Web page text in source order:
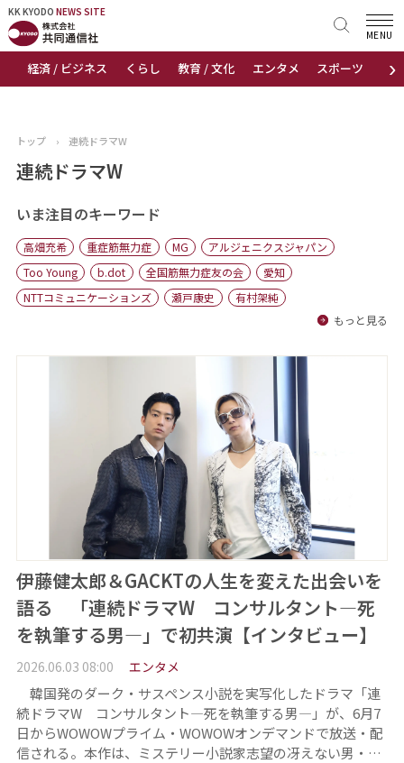
KK KYODO NEWS SITE
›
経済 / ビジネス くらし 教育 / 文化 エンタメ スポーツ 地域
MENU
KK KYODONEWS SITE
トップページ
ニュース
おすすめコンテンツ
出版物
会社概要
トップ › 連続ドラマW
連続ドラマW
いま注目のキーワード
高畑充希 重症筋無力症 MG
アルジェニクスジャパン
Too Young
b.dot 全国筋無力症友の会
愛知
NTTコミュニケーションズ
瀬戸康史
有村架純
もっと見る
伊藤健太郎＆GACKTの人生を変えた出会いを
語る 「連続ドラマW コンサルタント―死
を執筆する男―」で初共演【インタビュー】
2026.06.03 08:00 エンタメ
韓国発のダーク・サスペンス小説を実写化したドラマ「連
続ドラマW コンサルタント―死を執筆する男―」が、6月7
日からWOWOWプライム・WOWOWオンデマンドで放送・配
信される。本作は、ミステリー小説家志望の冴えない男・…